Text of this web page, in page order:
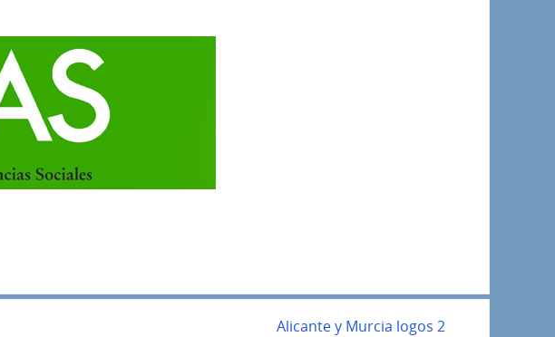
Alicante y Murcia logos 2